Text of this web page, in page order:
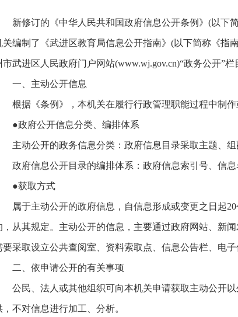
新修订的《中华人民共和国政府信息公开条例》(以下
关编制了《武进区教育局信息公开指南》(以下简称《指
市武进区人民政府门户网站(www.wj.gov.cn)“政务公开”栏
一、主动公开信息
根据《条例》，本机关在履行行政管理职能过程中制
●政府公开信息分类、编排体系
主动公开的政务信息分类：政府信息目录采取主题、组
政府信息公开目录的编排体系：政府信息索引号、信
●获取方式
属于主动公开的政府信息，自信息形成或变更之日起
，从其规定。主动公开的信息，主要通过政府网站、新
要采取设立公共查阅室、资料索取点、信息公告栏、电子
二、依申请公开的有关事项
公民、法人或其他组织可向本机关申请获取主动公开
，不对信息进行加工、分析。